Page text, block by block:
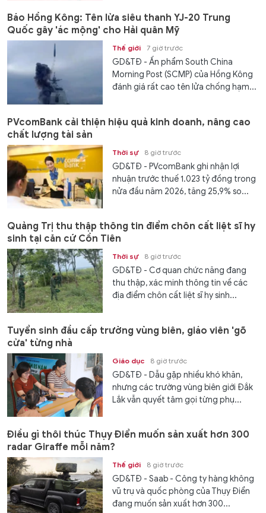
Báo Hồng Kông: Tên lửa siêu thanh YJ-20 Trung
Quốc gây 'ác mộng' cho Hải quân Mỹ
Thế giới 7 giờ trước
GD&TĐ - Ấn phẩm South China
Morning Post (SCMP) của Hồng Kông
đánh giá rất cao tên lửa chống hạm...
PVcomBank cải thiện hiệu quả kinh doanh, nâng cao
chất lượng tài sản
Thời sự 8 giờ trước
GD&TĐ - PVcomBank ghi nhận lợi
nhuận trước thuế 1.023 tỷ đồng trong
nửa đầu năm 2026, tăng 25,9% so...
Quảng Trị thu thập thông tin điểm chôn cất liệt sĩ hy
sinh tại căn cứ Cồn Tiên
Thời sự 8 giờ trước
GD&TĐ - Cơ quan chức năng đang
thu thập, xác minh thông tin về các
địa điểm chôn cất liệt sĩ hy sinh...
Tuyển sinh đầu cấp trường vùng biên, giáo viên 'gõ
cửa' từng nhà
Giáo dục 8 giờ trước
GD&TĐ - Dẫu gặp nhiều khó khăn,
nhưng các trường vùng biên giới Đắk
Lắk vẫn quyết tâm gọi từng phụ...
Điều gì thôi thúc Thụy Điển muốn sản xuất hơn 300
radar Giraffe mỗi năm?
Thế giới 8 giờ trước
GD&TĐ - Saab - Công ty hàng không
vũ trụ và quốc phòng của Thụy Điển
đang muốn sản xuất hơn 300...